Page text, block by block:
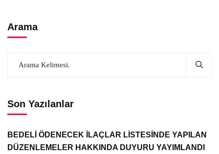
Arama
Son Yazılanlar
BEDELİ ÖDENECEK İLAÇLAR LİSTESİNDE YAPILAN
DÜZENLEMELER HAKKINDA DUYURU YAYIMLANDI